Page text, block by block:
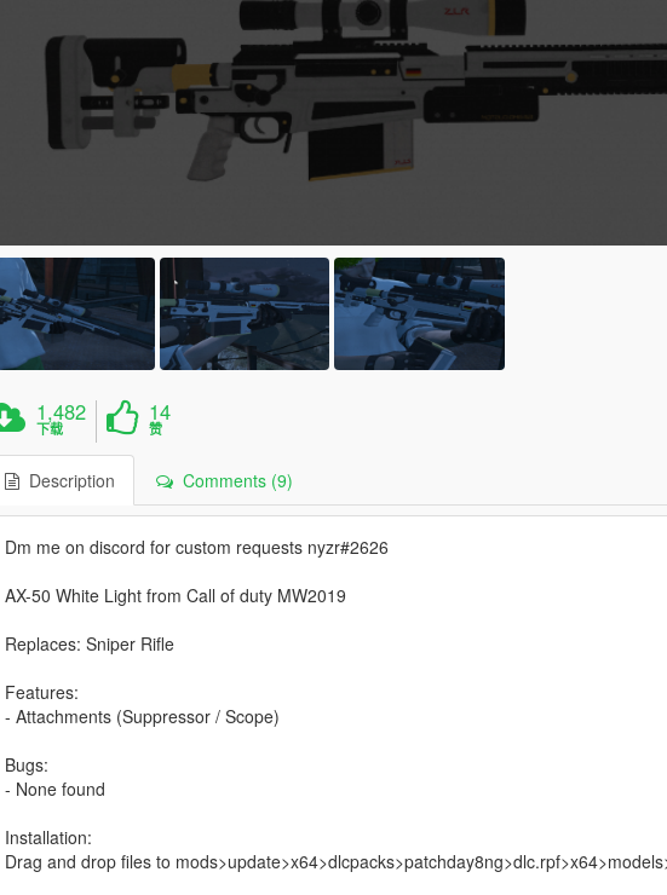
1,482
下载
14
赞
Description Comments (9)
Dm me on discord for custom requests nyzr#2626
AX-50 White Light from Call of duty MW2019
Replaces: Sniper Rifle
Features:
- Attachments (Suppressor / Scope)
Bugs:
- None found
Installation:
Drag and drop files to